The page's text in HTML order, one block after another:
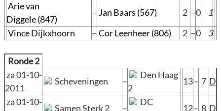
Arie van
Diggele (847)
– Jan Baars (567) 2 –0
1
Vince Dijkxhoorn
– Cor Leenheer (806) 2 –0 3
Ronde 2
za 01-10-
2011
Scheveningen –
Den Haag
2
13– 7 D
za 01-10-
Samen Sterk 2 –
DC
12– 8 D